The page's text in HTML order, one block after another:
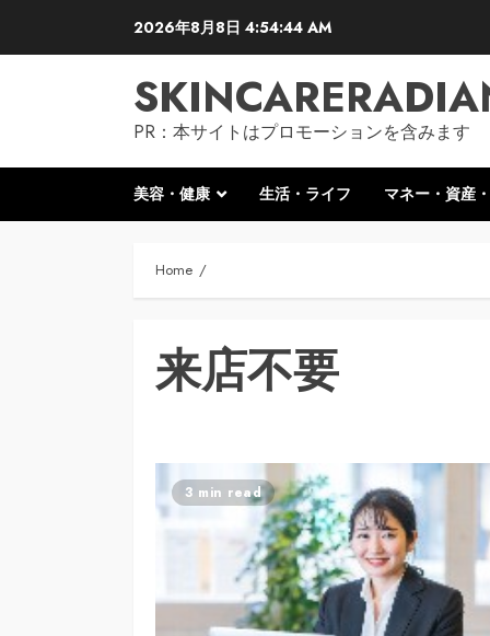
2026年8月8日 4:54:46 AM
PR：本サイトはプロモーションを含みます
美容・健康 生活・ライフ マネー・資産
Home
来店不要
3 min read